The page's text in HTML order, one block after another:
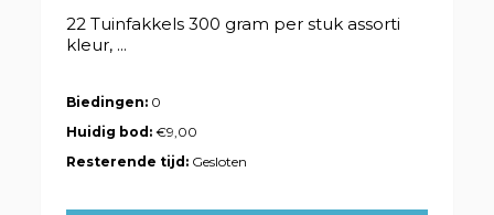
22 Tuinfakkels 300 gram per stuk assorti
kleur, ...
Biedingen: 0
Huidig bod:€9,00
Resterende tijd: Gesloten